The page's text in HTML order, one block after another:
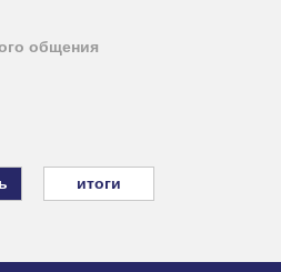
общения
итоги